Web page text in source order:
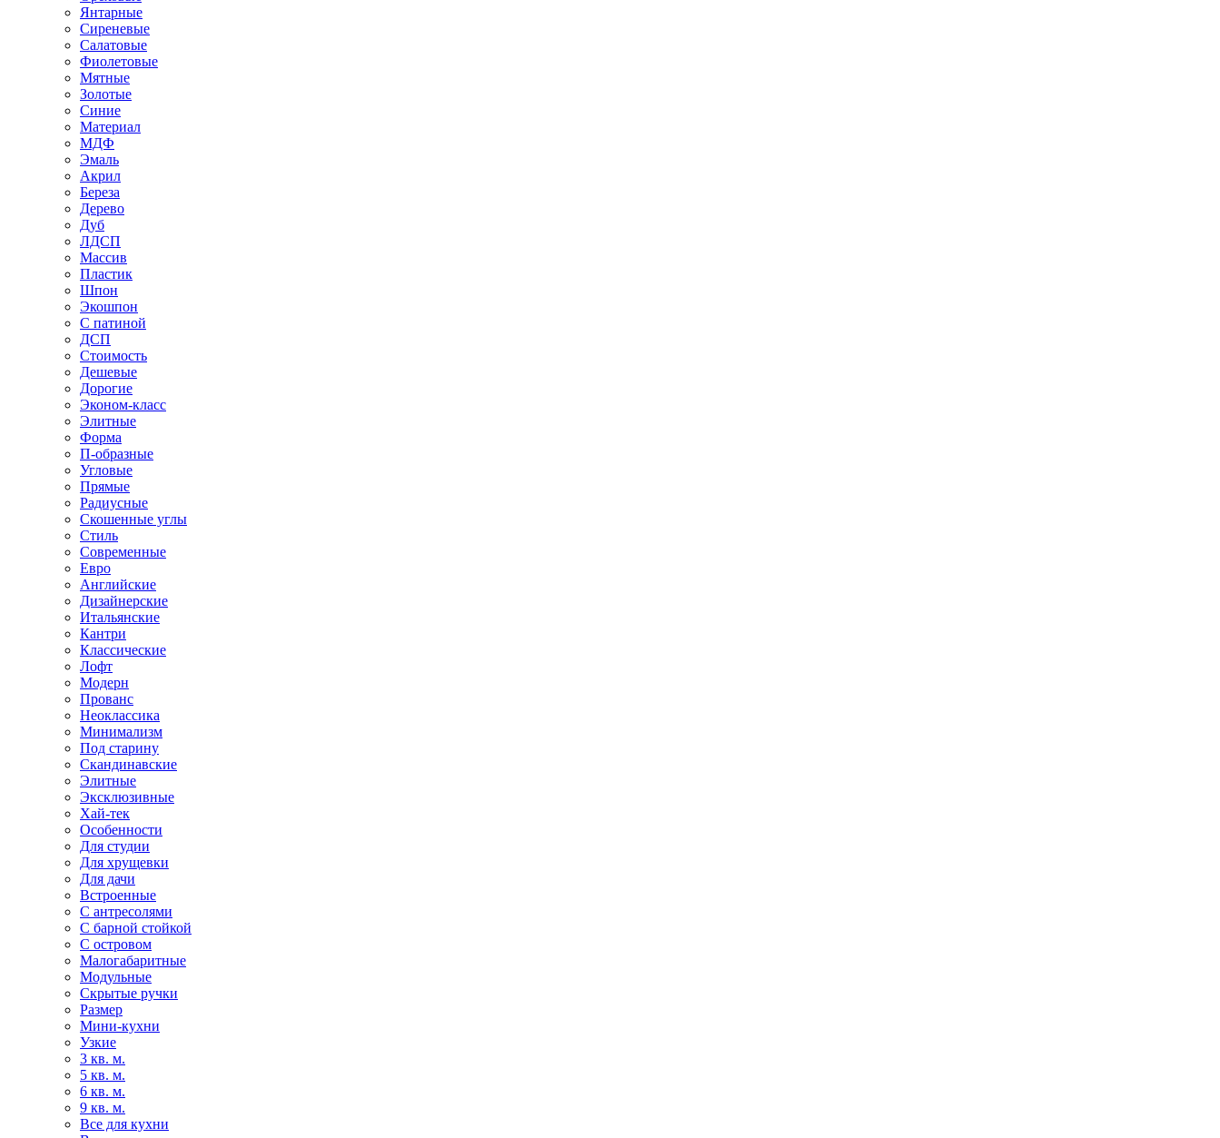
Янтарные
Сиреневые
Салатовые
Фиолетовые
Мятные
Золотые
Синие
Материал
МДФ
Эмаль
Акрил
Береза
Дерево
Дуб
ЛДСП
Массив
Пластик
Шпон
Экошпон
С патиной
ДСП
Стоимость
Дешевые
Дорогие
Эконом-класс
Элитные
Форма
П-образные
Угловые
Прямые
Радиусные
Скошенные углы
Стиль
Современные
Евро
Английские
Дизайнерские
Итальянские
Кантри
Классические
Лофт
Модерн
Прованс
Неоклассика
Минимализм
Под старину
Скандинавские
Элитные
Эксклюзивные
Хай-тек
Особенности
Для студии
Для хрущевки
Для дачи
Встроенные
С антресолями
С барной стойкой
С островом
Малогабаритные
Модульные
Скрытые ручки
Размер
Мини-кухни
Узкие
3 кв. м.
5 кв. м.
6 кв. м.
9 кв. м.
Все для кухни